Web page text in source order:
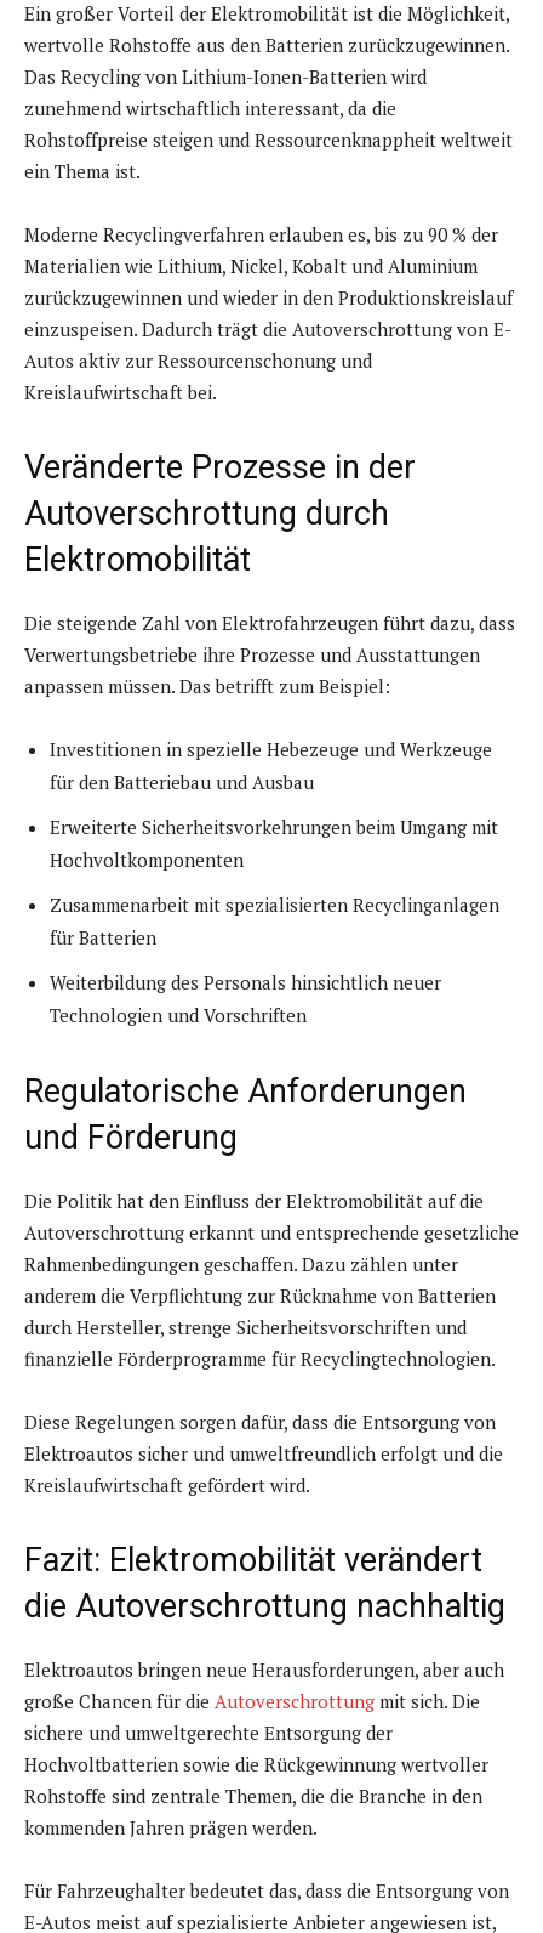
Ein großer Vorteil der Elektromobilität ist die Möglichkeit,
wertvolle Rohstoffe aus den Batterien zurückzugewinnen.
Das Recycling von Lithium-Ionen-Batterien wird
zunehmend wirtschaftlich interessant, da die
Rohstoffpreise steigen und Ressourcenknappheit weltweit
ein Thema ist.
Moderne Recyclingverfahren erlauben es, bis zu 90 % der
Materialien wie Lithium, Nickel, Kobalt und Aluminium
zurückzugewinnen und wieder in den Produktionskreislauf
einzuspeisen. Dadurch trägt die Autoverschrottung von E-
Autos aktiv zur Ressourcenschonung und
Kreislaufwirtschaft bei.
Veränderte Prozesse in der
Autoverschrottung durch
Elektromobilität
Die steigende Zahl von Elektrofahrzeugen führt dazu, dass
Verwertungsbetriebe ihre Prozesse und Ausstattungen
anpassen müssen. Das betrifft zum Beispiel:
Investitionen in spezielle Hebezeuge und Werkzeuge
für den Batteriebau und Ausbau
Erweiterte Sicherheitsvorkehrungen beim Umgang mit
Hochvoltkomponenten
Zusammenarbeit mit spezialisierten Recyclinganlagen
für Batterien
Weiterbildung des Personals hinsichtlich neuer
Technologien und Vorschriften
Regulatorische Anforderungen
und Förderung
Die Politik hat den Einfluss der Elektromobilität auf die
Autoverschrottung erkannt und entsprechende gesetzliche
Rahmenbedingungen geschaffen. Dazu zählen unter
anderem die Verpflichtung zur Rücknahme von Batterien
durch Hersteller, strenge Sicherheitsvorschriften und
finanzielle Förderprogramme für Recyclingtechnologien.
Diese Regelungen sorgen dafür, dass die Entsorgung von
Elektroautos sicher und umweltfreundlich erfolgt und die
Kreislaufwirtschaft gefördert wird.
Fazit: Elektromobilität verändert
die Autoverschrottung nachhaltig
Elektroautos bringen neue Herausforderungen, aber auch
große Chancen für die Autoverschrottung mit sich. Die
sichere und umweltgerechte Entsorgung der
Hochvoltbatterien sowie die Rückgewinnung wertvoller
Rohstoffe sind zentrale Themen, die die Branche in den
kommenden Jahren prägen werden.
Für Fahrzeughalter bedeutet das, dass die Entsorgung von
E-Autos meist auf spezialisierte Anbieter angewiesen ist,